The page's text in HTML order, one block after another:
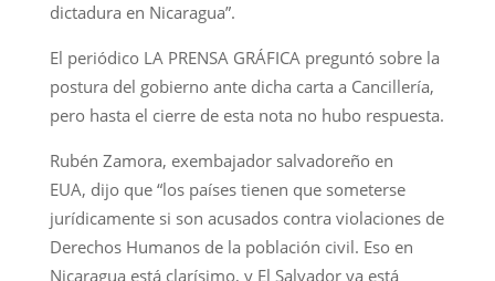
dictadura en Nicaragua”.
El periódico LA PRENSA GRÁFICA preguntó sobre la
postura del gobierno ante dicha carta a Cancillería,
pero hasta el cierre de esta nota no hubo respuesta.
Rubén Zamora, exembajador salvadoreño en
EUA, dijo que “los países tienen que someterse
jurídicamente si son acusados contra violaciones de
Derechos Humanos de la población civil. Eso en
Nicaragua está clarísimo, y El Salvador ya está